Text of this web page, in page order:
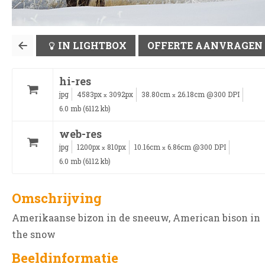
IN LIGHTBOX OFFERTE AANVRAGEN
hi-res
jpg 4583px x 3092px 38.80cm x 26.18cm @300 DPI
6.0 mb (6112 kb)
web-res
jpg 1200px x 810px 10.16cm x 6.86cm @300 DPI
6.0 mb (6112 kb)
Omschrijving
Amerikaanse bizon in de sneeuw, American bison in
the snow
Beeldinformatie